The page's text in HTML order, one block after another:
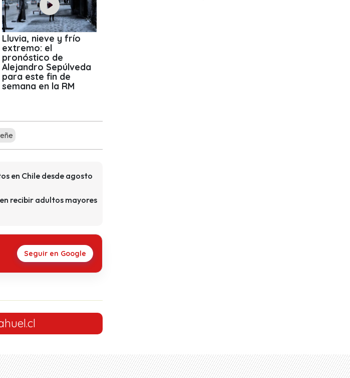
Lluvia, nieve y frío
extremo: el
pronóstico de
Alejandro Sepúlveda
para este fin de
semana en la RM
en Chile desde agosto
recibir adultos mayores
Seguir en Google